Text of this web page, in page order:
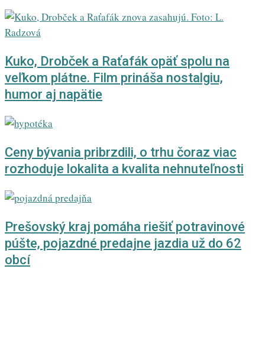
Kuko, Drobček a Raťafák opäť spolu na
veľkom plátne. Film prináša nostalgiu,
humor aj napätie
Ceny bývania pribrzdili, o trhu čoraz viac
rozhoduje lokalita a kvalita nehnuteľnosti
Prešovský kraj pomáha riešiť potravinové
púšte, pojazdné predajne jazdia už do 62
obcí